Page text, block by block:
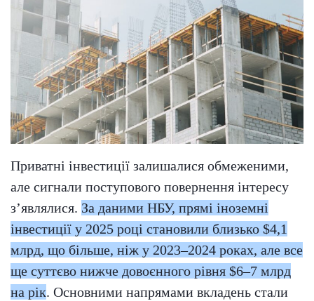
Приватні інвестиції залишалися обмеженими,
але сигнали поступового повернення інтересу
з’являлися. За даними НБУ, прямі іноземні
інвестиції у 2025 році становили близько $4,1
млрд, що більше, ніж у 2023–2024 роках, але все
ще суттєво нижче довоєнного рівня $6–7 млрд
на рік. Основними напрямами вкладень стали